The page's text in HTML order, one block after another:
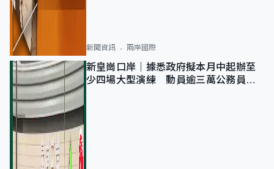
新聞資訊 兩岸國際
新皇崗口岸｜據悉政府擬本月中起辦至
少四場大型演練 動員逾三萬公務員人